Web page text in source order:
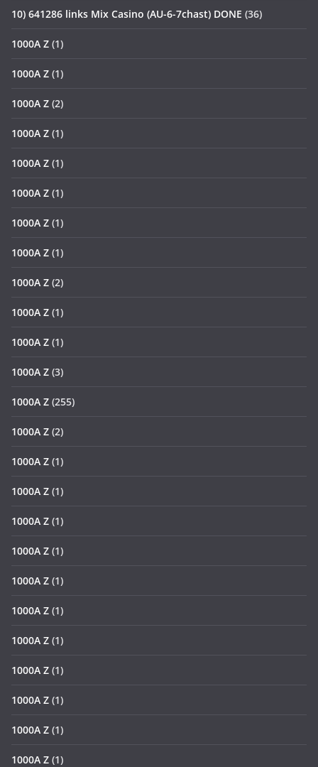
10) 641286 links Mix Casino (AU-6-7chast) DONE (36)
1000A Z (1)
1000A Z (1)
1000A Z (2)
1000A Z (1)
1000A Z (1)
1000A Z (1)
1000A Z (1)
1000A Z (1)
1000A Z (2)
1000A Z (1)
1000A Z (1)
1000A Z (3)
1000A Z (255)
1000A Z (2)
1000A Z (1)
1000A Z (1)
1000A Z (1)
1000A Z (1)
1000A Z (1)
1000A Z (1)
1000A Z (1)
1000A Z (1)
1000A Z (1)
1000A Z (1)
1000A Z (1)